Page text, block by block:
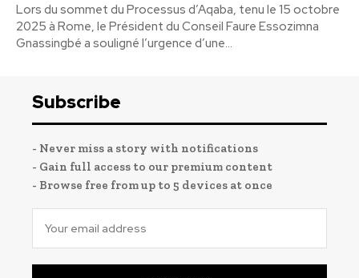
Lors du sommet du Processus d’Aqaba, tenu le 15 octobre
2025 à Rome, le Président du Conseil Faure Essozimna
Gnassingbé a souligné l’urgence d’une...
Subscribe
- Never miss a story with notifications
- Gain full access to our premium content
- Browse free from up to 5 devices at once